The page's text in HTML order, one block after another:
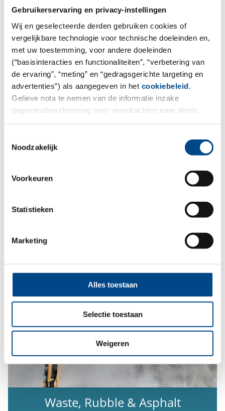
Gebruikerservaring en privacy-instellingen
Wij en geselecteerde derden gebruiken cookies of
vergelijkbare technologie voor technische doeleinden en,
met uw toestemming, voor andere doeleinden
(“basisinteracties en functionaliteiten”, “verbetering van
de ervaring”, “meting” en “gedragsgerichte targeting en
advertenties”) als aangegeven in het cookiebeleid
Gelieve nota te nemen van de informatie inzake
gegevensbescherming voor overdrachten naar derde
Noodzakelijk
Voorkeuren
Statistieken
Marketing
Alles toestaan
Selectie toestaan
Weigeren
Natural Waterbodies
More
Soils, Sediments & Sludge
Waste, Rubble & Asphalt